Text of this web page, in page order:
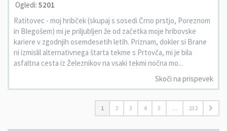
Ogledi: 5201
Ratitovec - moj hribček (skupaj s sosedi Črno prstjo, Poreznom
in Blegošem) mi je priljubljen že od začetka moje hribovske
kariere v zgodnjih osemdesetih letih. Priznam, dokler si Brane
ni izmislil alternativnega štarta tekme s Prtovča, mi je bila
asfaltna cesta iz Železnikov na vsaki tekmi nočna mo...
Skoči na prispevek
1 2 3 4 5 … 232